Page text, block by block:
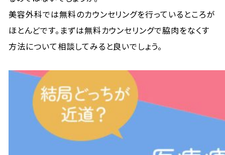
美容外科では無料のカウンセリングを行っているところが
ほとんどです。まずは無料カウンセリングで脇肉をなくす
方法について相談してみると良いでしょう。